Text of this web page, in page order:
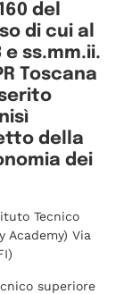
del
di cui al
e ss.mm.ii.
Toscana
della
dei
Tecnico
Academy) Via
superiore